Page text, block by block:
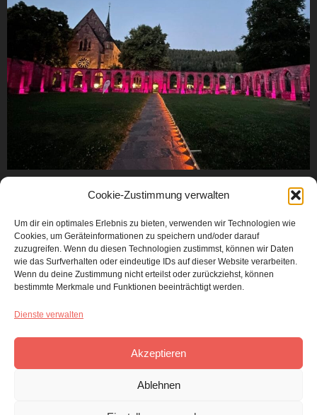
Cookie-Zustimmung verwalten
Um dir ein optimales Erlebnis zu bieten, verwenden wir Technologien wie
Cookies, um Geräteinformationen zu speichern und/oder darauf
zuzugreifen. Wenn du diesen Technologien zustimmst, können wir Daten
wie das Surfverhalten oder eindeutige IDs auf dieser Website verarbeiten.
Wenn du deine Zustimmung nicht erteilst oder zurückziehst, können
bestimmte Merkmale und Funktionen beeinträchtigt werden.
Dienste verwalten
Akzeptieren
Ablehnen
Kloster Hirsau statt. Ein paar Tage ununterbrochenes
Gebet in der alten Klosterkapelle mitten in den
wunderschönen Ruinen der alten Benediktinerabtei.